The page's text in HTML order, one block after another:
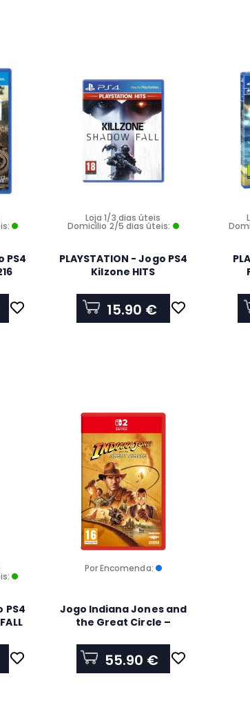
PS4
Loja 1/3 dias úteis
Domicílio 2/5 dias úteis:
PLAYSTATION - Jogo PS4
Kilzone HITS
15.90 €
PS4
Por Encomenda:
Jogo Indiana Jones and
the Great Circle –
55.90 €